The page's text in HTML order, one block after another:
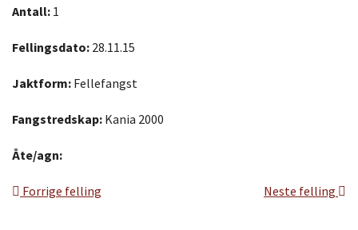
Antall: 1
Fellingsdato: 28.11.15
Jaktform: Fellefangst
Fangstredskap: Kania 2000
Åte/agn:
Forrige felling Neste felling